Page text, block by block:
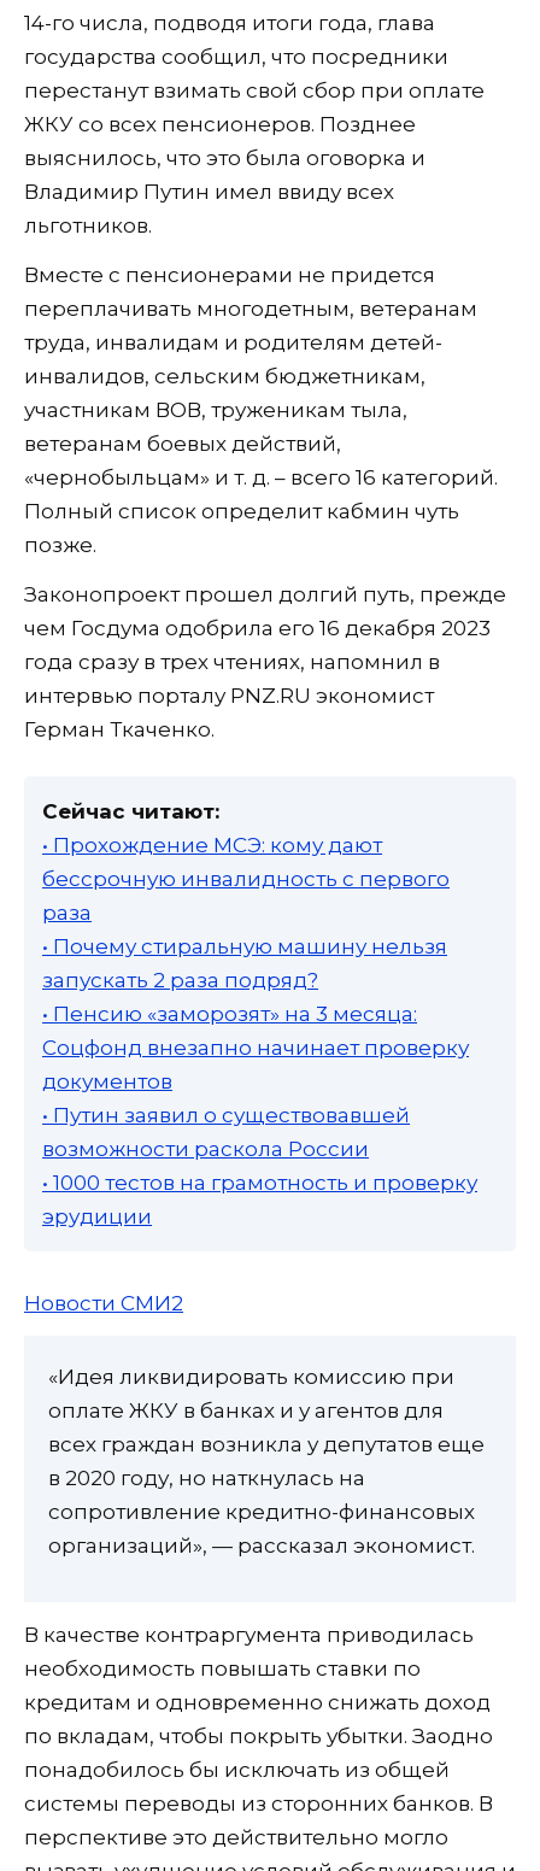
14-го числа, подводя итоги года, глава
государства сообщил, что посредники
перестанут взимать свой сбор при оплате
ЖКУ со всех пенсионеров. Позднее
выяснилось, что это была оговорка и
Владимир Путин имел ввиду всех
льготников.
Вместе с пенсионерами не придется
переплачивать многодетным, ветеранам
труда, инвалидам и родителям детей-
инвалидов, сельским бюджетникам,
участникам ВОВ, труженикам тыла,
ветеранам боевых действий,
«чернобыльцам» и т. д. – всего 16 категорий.
Полный список определит кабмин чуть
позже.
Законопроект прошел долгий путь, прежде
чем Госдума одобрила его 16 декабря 2023
года сразу в трех чтениях, напомнил в
интервью порталу PNZ.RU экономист
Герман Ткаченко.
Сейчас читают:
• Прохождение МСЭ: кому дают
бессрочную инвалидность с первого
раза
• Почему стиральную машину нельзя
запускать 2 раза подряд?
• Пенсию «заморозят» на 3 месяца:
Соцфонд внезапно начинает проверку
документов
• Путин заявил о существовавшей
возможности раскола России
• 1000 тестов на грамотность и проверку
эрудиции
Новости СМИ2
«Идея ликвидировать комиссию при
оплате ЖКУ в банках и у агентов для
всех граждан возникла у депутатов еще
в 2020 году, но наткнулась на
сопротивление кредитно-финансовых
организаций», — рассказал экономист.
В качестве контраргумента приводилась
необходимость повышать ставки по
кредитам и одновременно снижать доход
по вкладам, чтобы покрыть убытки. Заодно
понадобилось бы исключать из общей
системы переводы из сторонних банков. В
перспективе это действительно могло